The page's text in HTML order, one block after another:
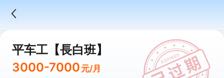
平车工【長白班】
3000-7000 元/月